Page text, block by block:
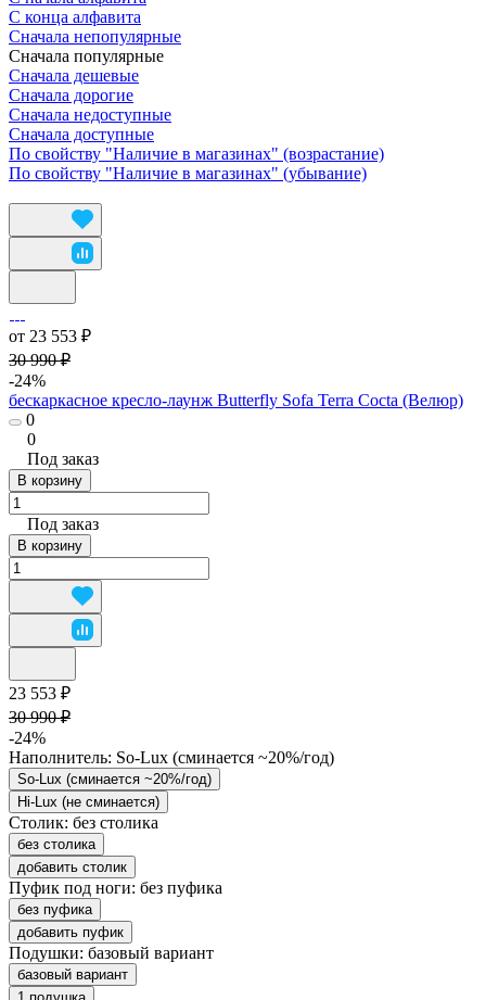
С конца алфавита
Сначала непопулярные
Сначала популярные
Сначала дешевые
Сначала дорогие
Сначала недоступные
Сначала доступные
По свойству "Наличие в магазинах" (возрастание)
По свойству "Наличие в магазинах" (убывание)
от 23 553 ₽
30 990 ₽
-24%
бескаркасное кресло-лаунж Butterfly Sofa Terra Cocta (Велюр)
0
0
Под заказ
В корзину
Под заказ
В корзину
23 553 ₽
30 990 ₽
-24%
Наполнитель: So-Lux (cминается ~20%/год)
So-Lux (cминается ~20%/год)
Hi-Lux (не сминается)
Столик: без столика
без столика
добавить столик
Пуфик под ноги: без пуфика
без пуфика
добавить пуфик
Подушки: базовый вариант
базовый вариант